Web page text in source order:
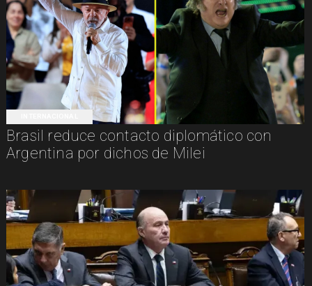
Brasil reduce contacto diplomático con
Argentina por dichos de Milei